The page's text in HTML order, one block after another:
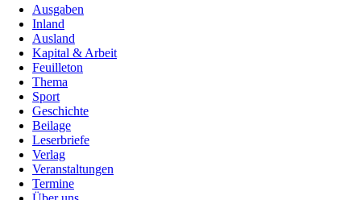
Ausgaben
Inland
Ausland
Kapital & Arbeit
Feuilleton
Thema
Sport
Geschichte
Beilage
Leserbriefe
Verlag
Veranstaltungen
Termine